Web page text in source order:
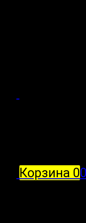
Корзина 0